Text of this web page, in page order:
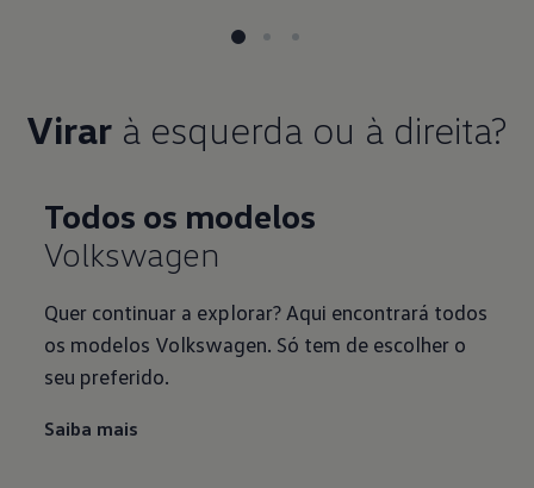
Virar
Todos os modelos
Volkswagen
Quer continuar a explorar? Aqui encontrará todos
os modelos Volkswagen. Só tem de escolher o
seu preferido.
Saiba mais